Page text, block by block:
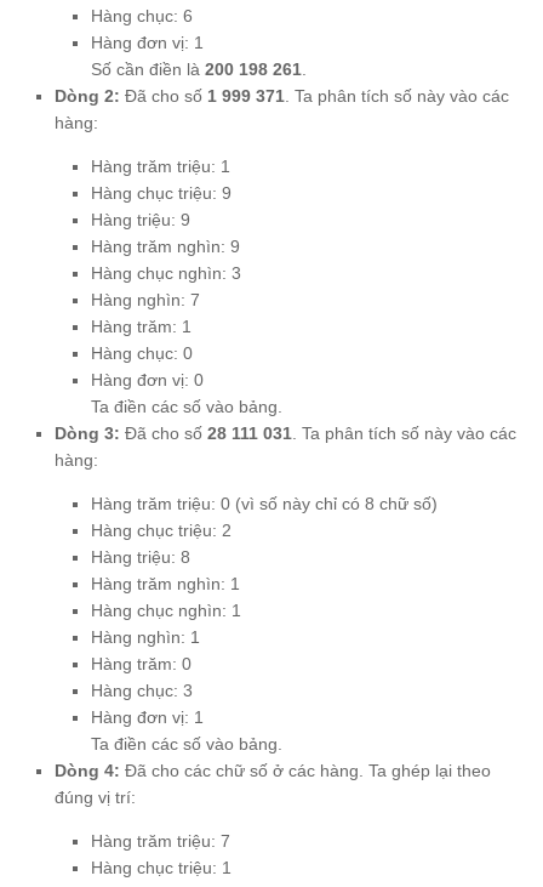
Hàng chục: 6
Hàng đơn vị: 1
Số cần điền là 200 198 261
Dòng 2: Đã cho số 1 999 371 . Ta phân tích số này vào các
hàng:
Hàng trăm triệu: 1
Hàng chục triệu: 9
Hàng triệu: 9
Hàng trăm nghìn: 9
Hàng chục nghìn: 3
Hàng nghìn: 7
Hàng trăm: 1
Hàng chục: 0
Hàng đơn vị: 0
Ta điền các số vào bảng.
Dòng 3: Đã cho số 28 111 031 . Ta phân tích số này vào các
hàng:
Hàng trăm triệu: 0 (vì số này chỉ có 8 chữ số)
Hàng chục triệu: 2
Hàng triệu: 8
Hàng trăm nghìn: 1
Hàng chục nghìn: 1
Hàng nghìn: 1
Hàng trăm: 0
Hàng chục: 3
Hàng đơn vị: 1
Ta điền các số vào bảng.
Dòng 4: Đã cho các chữ số ở các hàng. Ta ghép lại theo
đúng vị trí:
Hàng trăm triệu: 7
Hàng chục triệu: 1